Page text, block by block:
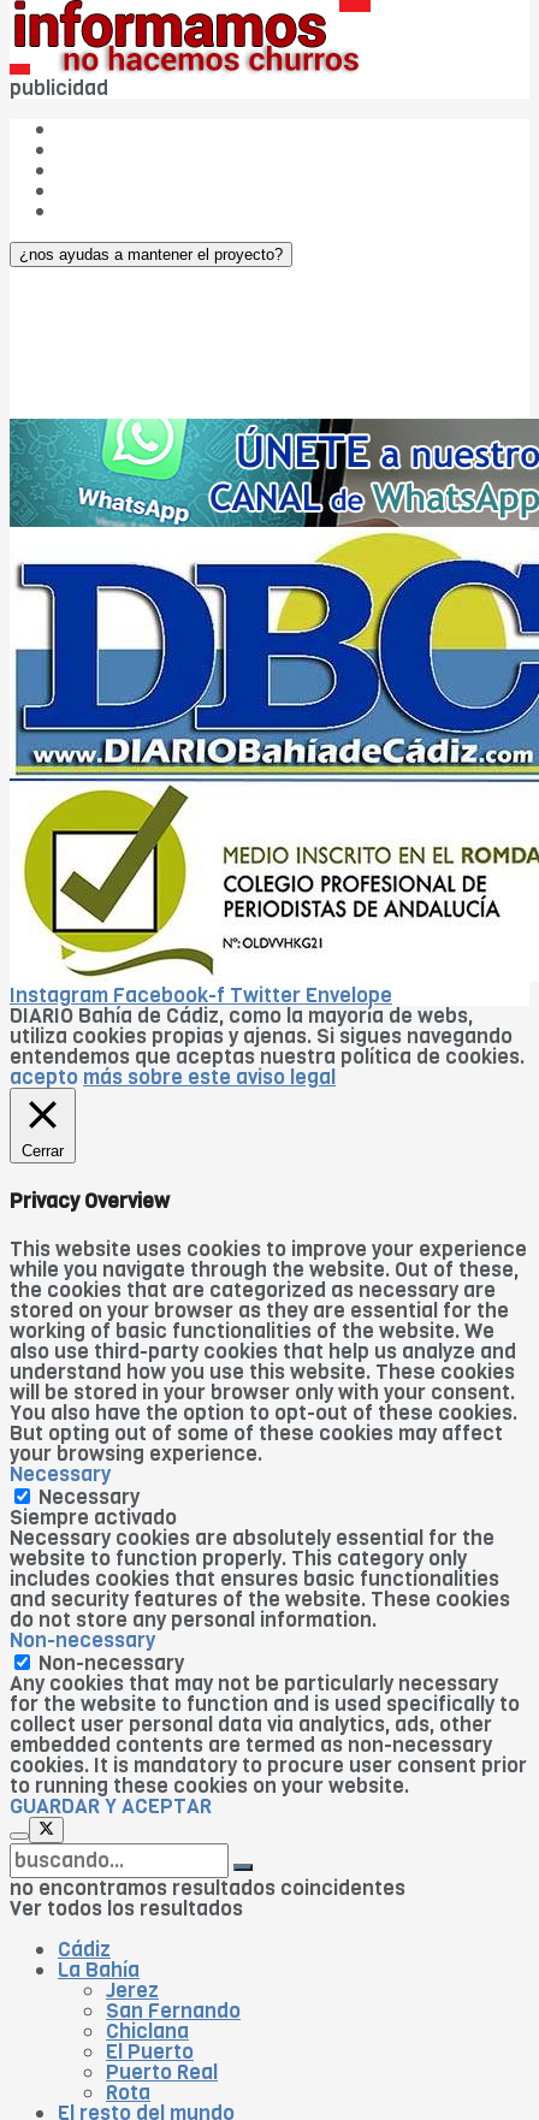
publicidad
¿nos ayudas a mantener el proyecto?
Instagram Facebook-f Twitter Envelope
DIARIO Bahía de Cádiz, como la mayoría de webs,
utiliza cookies propias y ajenas. Si sigues navegando
entendemos que aceptas nuestra política de cookies.
acepto más sobre este aviso legal
Cerrar
Privacy Overview
This website uses cookies to improve your experience
while you navigate through the website. Out of these,
the cookies that are categorized as necessary are
stored on your browser as they are essential for the
working of basic functionalities of the website. We
also use third-party cookies that help us analyze and
understand how you use this website. These cookies
will be stored in your browser only with your consent.
You also have the option to opt-out of these cookies.
But opting out of some of these cookies may affect
your browsing experience.
Necessary
Necessary
Siempre activado
Necessary cookies are absolutely essential for the
website to function properly. This category only
includes cookies that ensures basic functionalities
and security features of the website. These cookies
do not store any personal information.
Non-necessary
Non-necessary
Any cookies that may not be particularly necessary
for the website to function and is used specifically to
collect user personal data via analytics, ads, other
embedded contents are termed as non-necessary
cookies. It is mandatory to procure user consent prior
to running these cookies on your website.
GUARDAR Y ACEPTAR
no encontramos resultados coincidentes
Ver todos los resultados
Cádiz
La Bahía
Jerez
San Fernando
Chiclana
El Puerto
Puerto Real
Rota
El resto del mundo